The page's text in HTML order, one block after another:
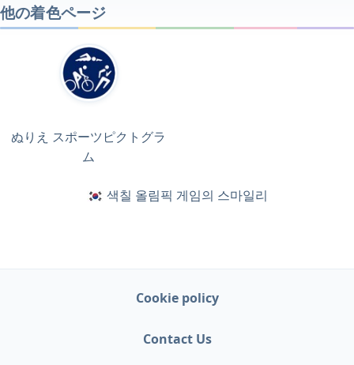
他の着色ページ
ぬりえ スポーツピクトグラ
ム
색칠 올림픽 게임의 스마일리
Cookie policy
Contact Us